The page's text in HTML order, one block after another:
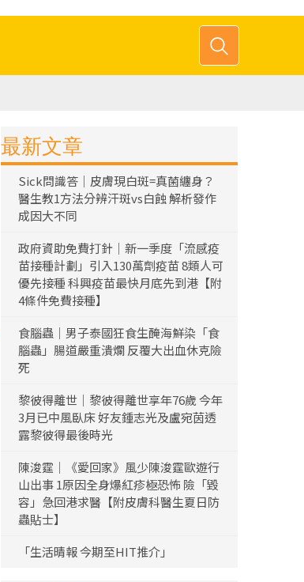
最新文章
Sick問識答｜皮膚現白斑=真菌纏身？
醫生教1方法分辨汗斑vs白蝕 解析發作
成因大不同
政府資助免費打針｜新一季度「流感疫
苗接種計劃」引入130萬劑疫苗 8類人可
優先接種 科興疫苗最快月底先到港【附
4條件免費接種】
食腦蟲｜男子泰國狂食生醃海鮮染「食
腦蟲」腸道嚴重潰爛 反覆大出血休克險
死
黎彼得離世｜黎彼得離世享年76歲 今年
3月已中風臥床 好友鍾志光及盧宛茵透
露黎彼得最後時光
陳浚霆｜《愛回家》風少陳浚霆歐遊行
山出事 1原因全身爆紅疹極恐怖 險「毀
容」急回港求醫【附皮膚科醫生夏日防
蟲貼士】
「生活晴報 今期至HIT推介」